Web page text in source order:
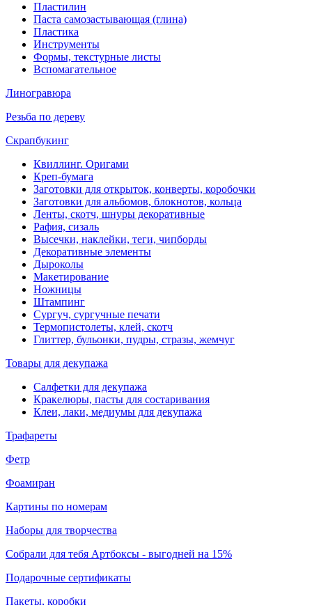
Пластилин
Паста самозастывающая (глина)
Пластика
Инструменты
Формы, текстурные листы
Вспомагательное
Линогравюра
Резьба по дереву
Скрапбукинг
Квиллинг. Оригами
Креп-бумага
Заготовки для открыток, конверты, коробочки
Заготовки для альбомов, блокнотов, кольца
Ленты, скотч, шнуры декоративные
Рафия, сизаль
Высечки, наклейки, теги, чипборды
Декоративные элементы
Дыроколы
Макетирование
Ножницы
Штампинг
Сургуч, сургучные печати
Термопистолеты, клей, скотч
Глиттер, бульонки, пудры, стразы, жемчуг
Товары для декупажа
Салфетки для декупажа
Кракелюры, пасты для состаривания
Клеи, лаки, медиумы для декупажа
Трафареты
Фетр
Фоамиран
Картины по номерам
Наборы для творчества
Собрали для тебя Артбоксы - выгодней на 15%
Подарочные сертификаты
Пакеты, коробки